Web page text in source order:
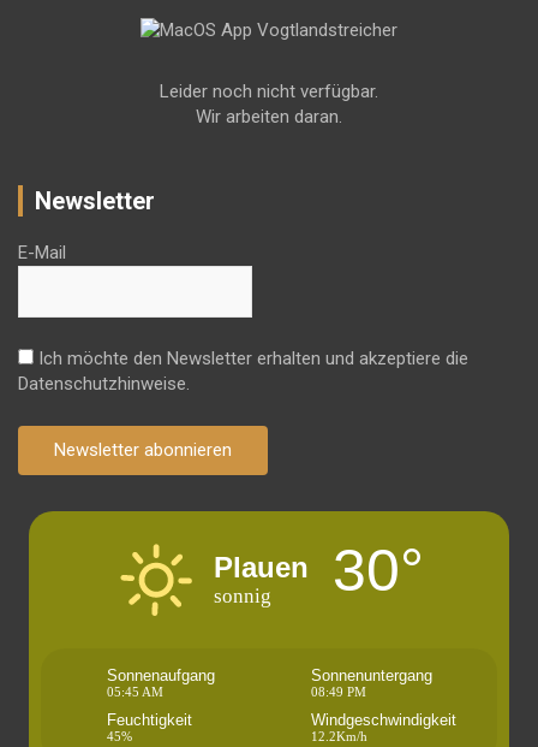
Leider noch nicht verfügbar.
Wir arbeiten daran.
Newsletter
E-Mail
Ich möchte den Newsletter erhalten und akzeptiere die
Datenschutzhinweise.
Newsletter abonnieren
Plauen
sonnig 30°
Sonnenaufgang
05:45 AM
Sonnenuntergang
08:49 PM
Feuchtigkeit
45%
Windgeschwindigkeit
12.2Km/h